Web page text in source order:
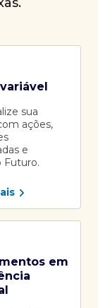
sua
ações,
e
Futuro.
em